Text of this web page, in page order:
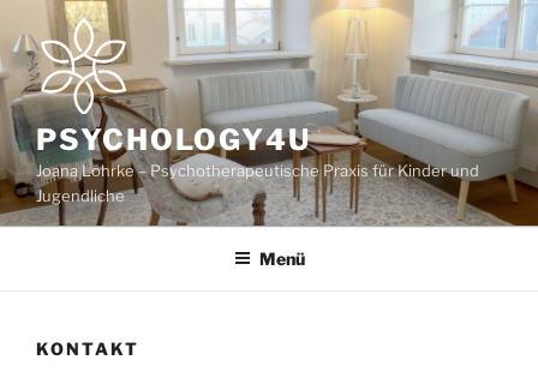
Inhalt
springen
PSYCHOLOGY4U
Joana Löhrke – Psychotherapeutische Praxis für Kinder und
Jugendliche
Menü
KONTAKT